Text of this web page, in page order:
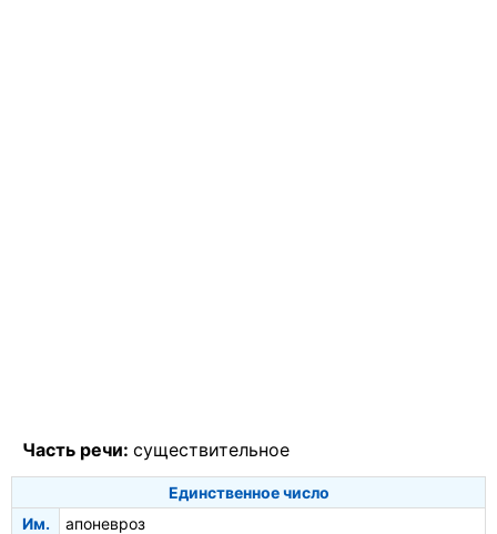
Часть речи: существительное
Единственное число
Им.
апоневроз